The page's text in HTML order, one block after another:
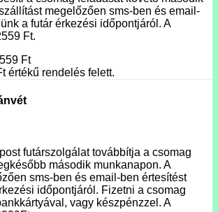
megelőzően sms-ben és email-
a futár érkezési időpontjáról. A
Ft.
Ft
értékű rendelés felett.
futárszolgálat továbbítja a csomag
második munkanapon. A
sms-ben és email-ben értesítést
időpontjáról. Fizetni a csomag
vagy készpénzzel. A